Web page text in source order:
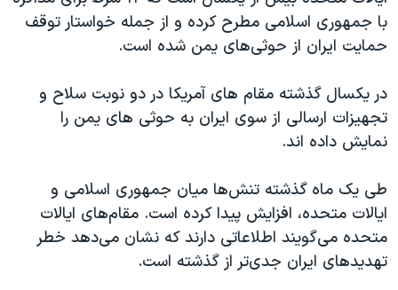
صفحه‌های ویژه
با جمهوری اسلامی مطرح کرده و از جمله خواستار توقف
حمایت ایران از حوثی‌های یمن شده است.
در یکسال گذشته مقام های آمریکا در دو نوبت سلاح و
تجهیزات ارسالی از سوی ایران به حوثی های یمن را
نمایش داده اند.
طی یک ماه گذشته تنش‌ها میان جمهوری اسلامی و
ایالات متحده، افزایش پیدا کرده است. مقام‌های ایالات
متحده می‌گویند اطلاعاتی دارند که نشان می‌دهد خطر
تهدیدهای ایران جدی‌تر از گذشته است.